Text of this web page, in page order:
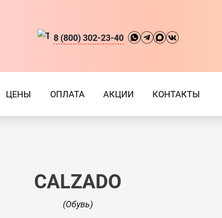
8 (800) 302-23-40
ЦЕНЫ ОПЛАТА АКЦИИ КОНТАКТЫ
CALZADO
(Обувь)